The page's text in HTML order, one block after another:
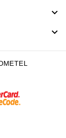

